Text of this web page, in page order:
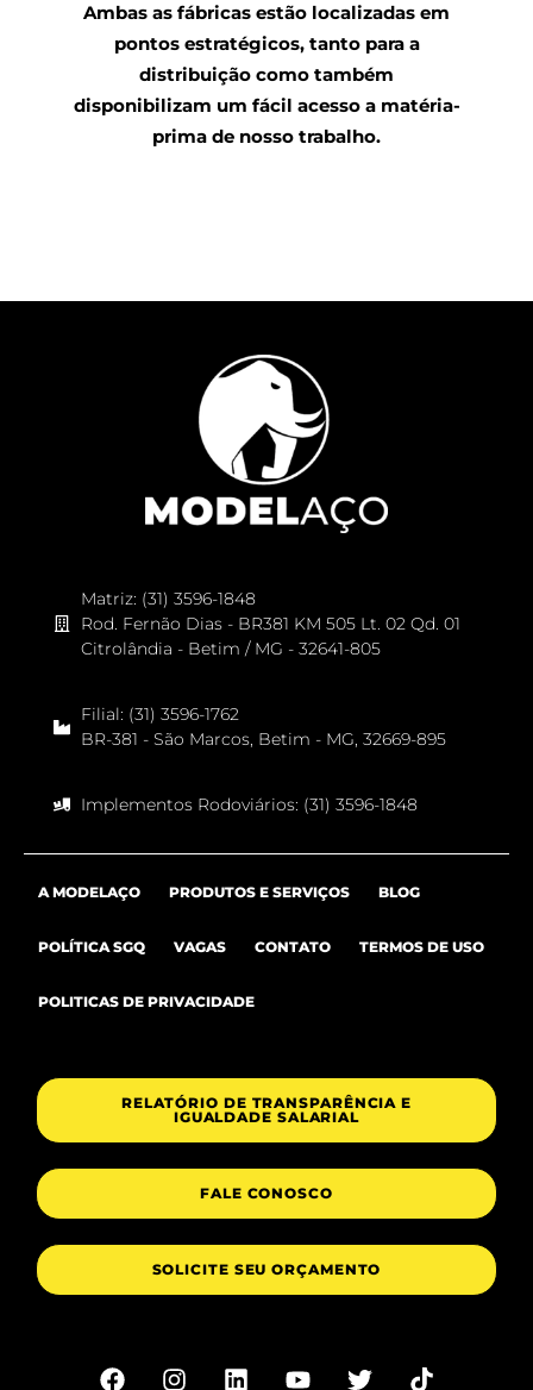
Ambas as fábricas estão localizadas em
pontos estratégicos, tanto para a
distribuição como também
disponibilizam um fácil acesso a matéria-
prima de nosso trabalho.
Matriz: (31) 3596-1848
Rod. Fernão Dias - BR381 KM 505 Lt. 02 Qd. 01
Citrolândia - Betim / MG - 32641-805
Filial: (31) 3596-1762
BR-381 - São Marcos, Betim - MG, 32669-895
Implementos Rodoviários: (31) 3596-1848
A MODELAÇO PRODUTOS E SERVIÇOS BLOG
POLÍTICA SGQ VAGAS CONTATO TERMOS DE USO
POLITICAS DE PRIVACIDADE
RELATÓRIO DE TRANSPARÊNCIA E
IGUALDADE SALARIAL
FALE CONOSCO
SOLICITE SEU ORÇAMENTO